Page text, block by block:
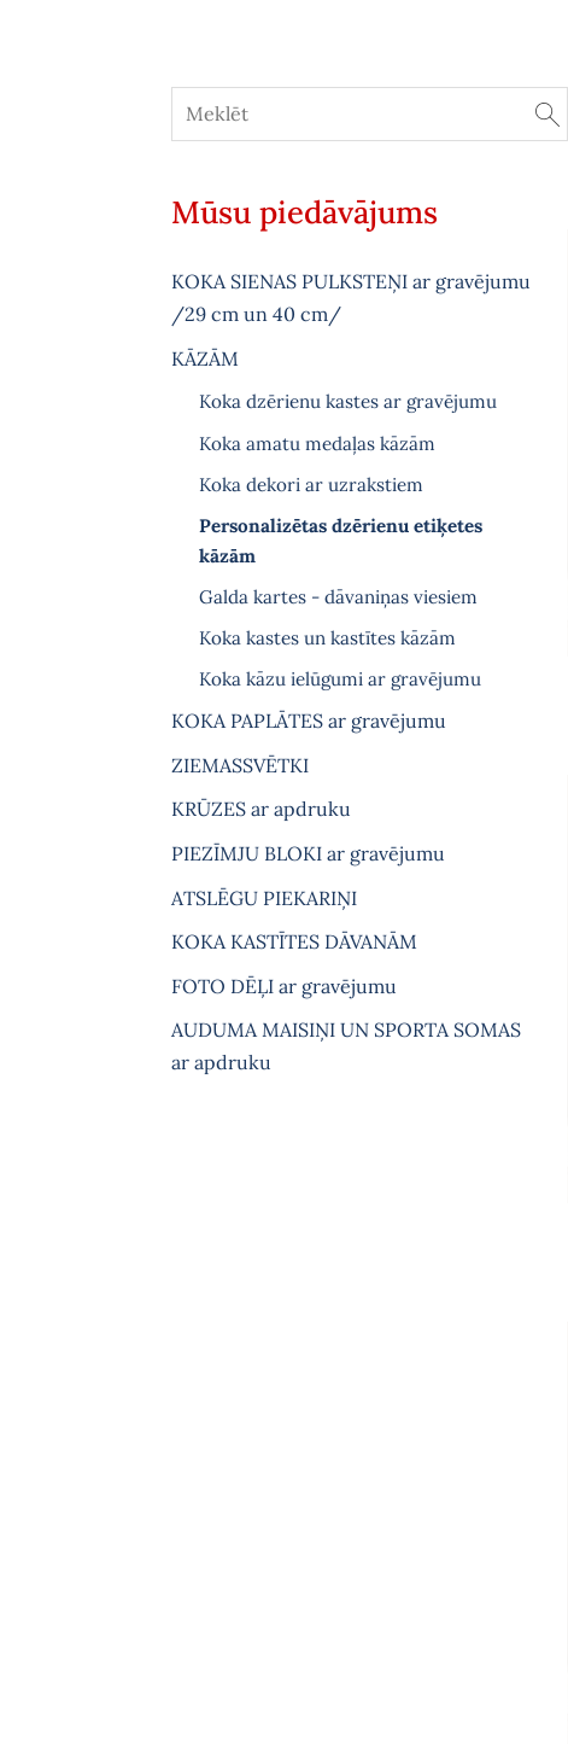
Mūsu piedāvājums
KOKA SIENAS PULKSTEŅI ar gravējumu
/29 cm un 40 cm/
KĀZĀM
Koka dzērienu kastes ar gravējumu
Koka amatu medaļas kāzām
Koka dekori ar uzrakstiem
Personalizētas dzērienu etiķetes
kāzām
Galda kartes - dāvaniņas viesiem
Koka kastes un kastītes kāzām
Koka kāzu ielūgumi ar gravējumu
KOKA PAPLĀTES ar gravējumu
ZIEMASSVĒTKI
KRŪZES ar apdruku
PIEZĪMJU BLOKI ar gravējumu
ATSLĒGU PIEKARIŅI
KOKA KASTĪTES DĀVANĀM
FOTO DĒĻI ar gravējumu
AUDUMA MAISIŅI UN SPORTA SOMAS
ar apdruku